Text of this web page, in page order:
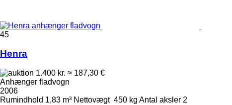
45
Henra
1.400 kr. ≈ 187,30 €
Anhænger fladvogn
2006
Rumindhold 1,83 m³ Nettovægt 450 kg Antal aksler 2